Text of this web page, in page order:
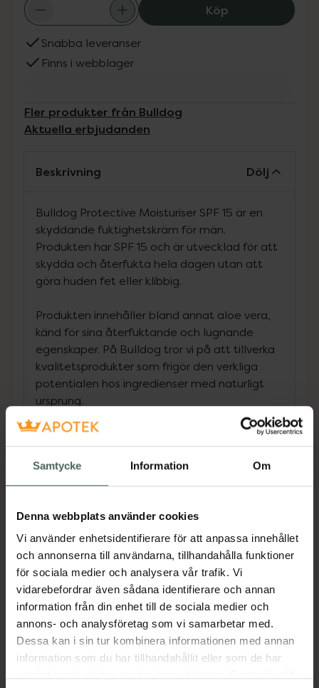
Samtycke Information Om
Denna webbplats använder cookies
Vi använder enhetsidentifierare för att anpassa innehållet
och annonserna till användarna, tillhandahålla funktioner
för sociala medier och analysera vår trafik. Vi
vidarebefordrar även sådana identifierare och annan
information från din enhet till de sociala medier och
annons- och analysföretag som vi samarbetar med.
Dessa kan i sin tur kombinera informationen med annan
information som du har tillhandahållit eller som de har
KöpBulldog
Snabba leveranser
Finns i webblager
Fler produkter från Bulldog
Aktuella erbjudanden
Beskrivning Dölj
Bulldog Protective Moisturiser SPF 15 är en
skyddande fuktighetskräm för män.
Produkten har SPF 15 och är utvecklad för att
skydda och återfukta hela dagen utan att
göra huden fet eller klibbig.
Produkten innehåller bland annat aloe vera,
känd för sina återfuktande och lugnande
egenskaper. På Bulldog tror vi på att tillverka
kvalitetsprodukter som frigör den verkliga
potentialen hos ingredienser med naturligt
ursprung.
• Vår aloe vera kommer från ett
arbetare över genomsnittslön.
• Produktens förpackning består av minst 62
minst 27 % växtbaserad bioplast gjord av
förnybart sockerrörsmaterial.
Jämförpris 1750 kr/l
EAN:05060896578217
Kategorier:
Ansiktskräm Ansiktsvård
Ansiktsvård för män
Ansiktsvård för män